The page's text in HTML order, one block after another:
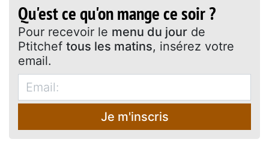
Qu'est ce qu'on mange ce soir ?
Pour recevoir le menu du jour de
Ptitchef tous les matins, insérez votre
email.
Je m'inscris